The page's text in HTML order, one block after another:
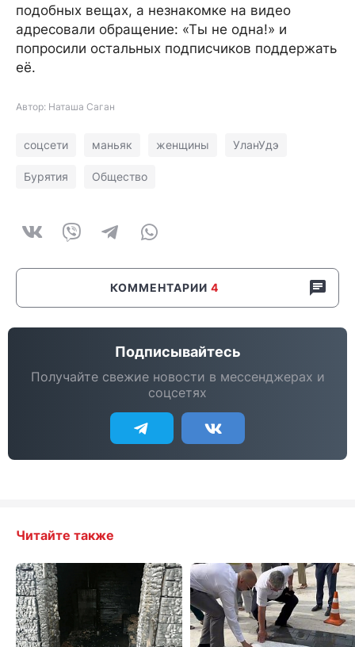
подобных вещах, а незнакомке на видео
адресовали обращение: «Ты не одна!» и
попросили остальных подписчиков поддержать
её.
Автор: Наташа Саган
соцсети маньяк женщины УланУдэ
Бурятия Общество
КОММЕНТАРИИ 4
Подписывайтесь
Получайте свежие новости в мессенджерах и
соцсетях
Читайте также